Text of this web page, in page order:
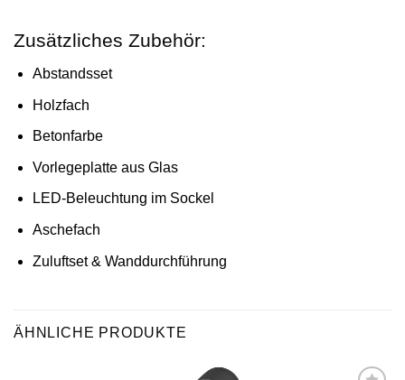
Zusätzliches Zubehör:
Abstandsset
Holzfach
Betonfarbe
Vorlegeplatte aus Glas
LED-Beleuchtung im Sockel
Aschefach
Zuluftset & Wanddurchführung
ÄHNLICHE PRODUKTE